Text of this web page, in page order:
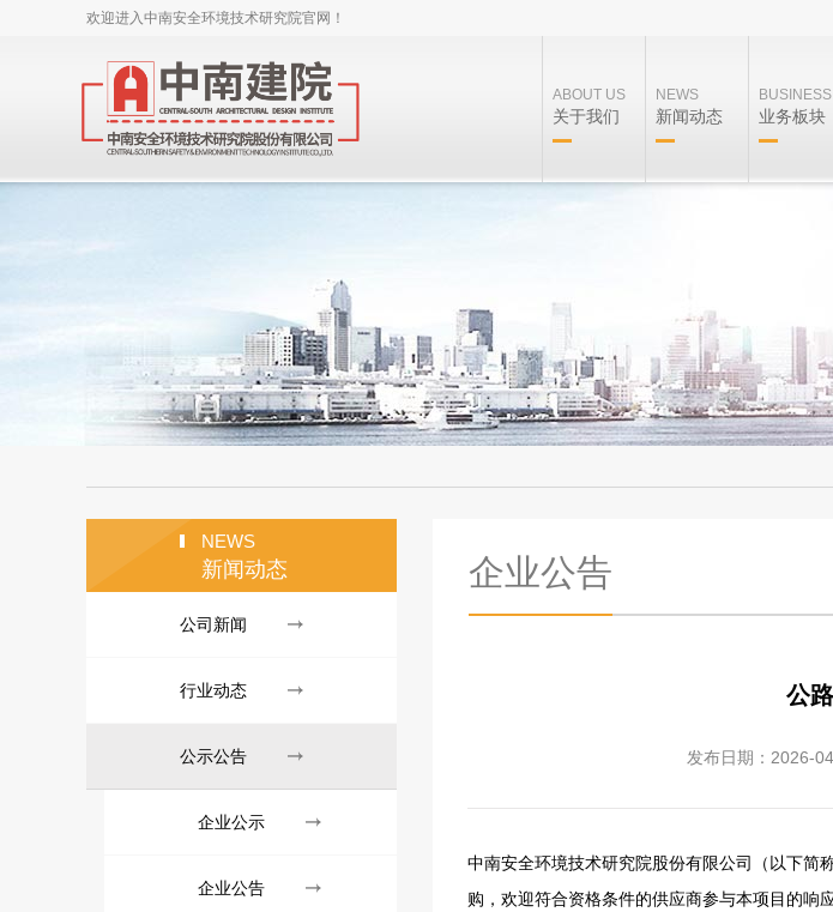
欢迎进入中南安全环境技术研究院官网！
ABOUT US
关于我们
NEWS
新闻动态
BUSINESS
业务板块
企业公告
NEWS
新闻动态
公司新闻
行业动态
公示公告
企业公示
企业公告
公
发布日期：2026-
中南安全环境技术研究院股份有限公司（以下简
购，欢迎符合资格条件的供应商参与本项目的响应